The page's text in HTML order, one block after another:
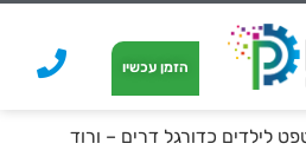
הזמן עכשיו
לילדים כדורגל דרים – ורוד